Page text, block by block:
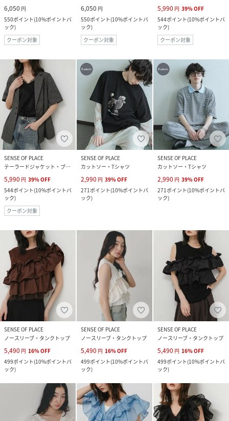
6,050 円
550ポイント(10%ポイントバ
ック)
クーポン対象
6,050 円
550ポイント(10%ポイントバ
ック)
クーポン対象
5,990 円 39%OFF
544ポイント(10%ポイントバ
ック)
クーポン対象
SENSE OF PLACE
テーラードジャケット・ブレザー
5,990 円 39%OFF
544ポイント(10%ポイントバ
ック)
クーポン対象
SENSE OF PLACE
カットソー・Tシャツ
2,990 円 39%OFF
271ポイント(10%ポイントバ
ック)
SENSE OF PLACE
カットソー・Tシャツ
2,990 円 39%OFF
271ポイント(10%ポイントバ
ック)
SENSE OF PLACE
ノースリーブ・タンクトップ
5,490 円 16%OFF
499ポイント(10%ポイントバ
ック)
SENSE OF PLACE
ノースリーブ・タンクトップ
5,490 円 16%OFF
499ポイント(10%ポイントバ
ック)
SENSE OF PLACE
ノースリーブ・タンクトップ
5,490 円 16%OFF
499ポイント(10%ポイントバ
ック)